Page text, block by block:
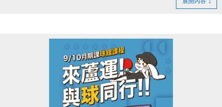
報名請至1樓櫃台~
完整報名還送羽球拍喔!!
小提醒，請詳閱DM上的注意事項喔~
------------------------------------------
若有相關問題，請不吝撥打03-2639066 #114、115